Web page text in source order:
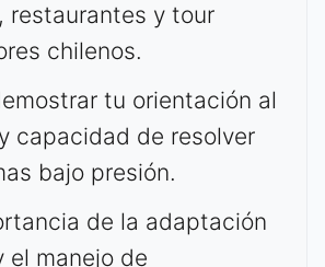
restaurantes y tour
chilenos.
tu orientación al
capacidad de resolver
bajo presión.
de la adaptación
el manejo de